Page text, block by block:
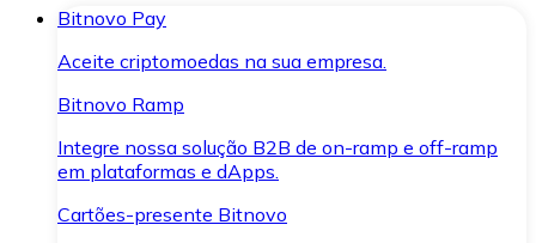
Bitnovo Pay
Aceite criptomoedas na sua empresa.
Bitnovo Ramp
Integre nossa solução B2B de on-ramp e off-ramp
em plataformas e dApps.
Cartões-presente Bitnovo